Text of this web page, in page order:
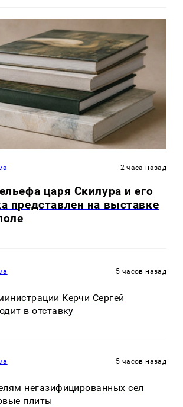
2 часа назад
царя Скилура и его
представлен на выставке
5 часов назад
Керчи Сергей
в отставку
5 часов назад
негазифицированных сел
плиты